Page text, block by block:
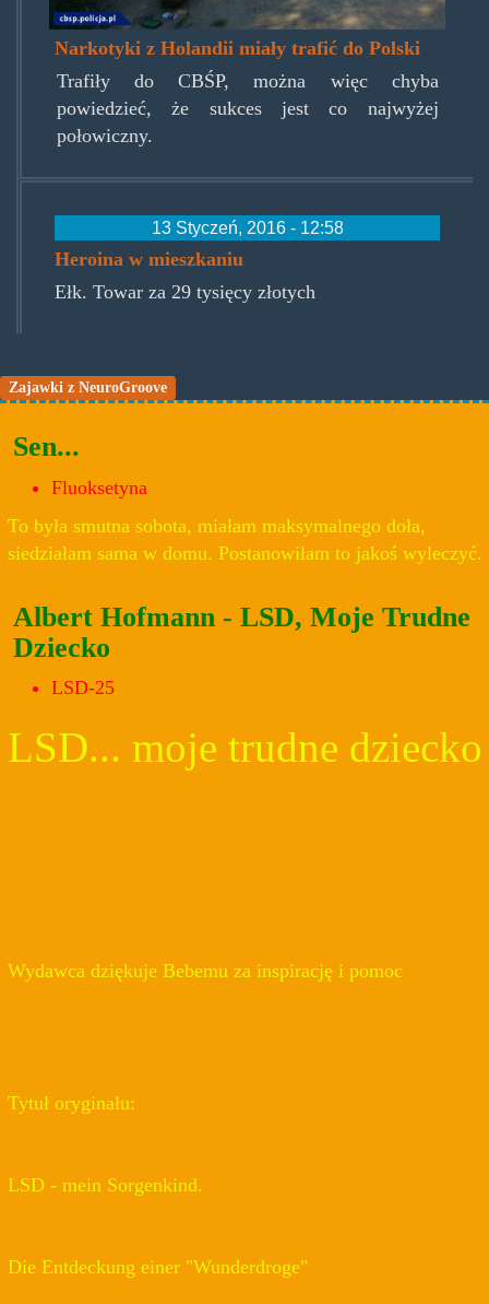
Narkotyki z Holandii miały trafić do Polski
Trafiły do CBŚP, można więc chyba
powiedzieć, że sukces jest co najwyżej
połowiczny.
13 Styczeń, 2016 - 12:58
Heroina w mieszkaniu
Ełk. Towar za 29 tysięcy złotych
Zajawki z NeuroGroove
Sen...
Fluoksetyna
To była smutna sobota, miałam maksymalnego doła,
siedziałam sama w domu. Postanowiłam to jakoś wyleczyć.
Albert Hofmann - LSD, Moje Trudne
Dziecko
LSD-25
LSD... moje trudne dziecko
Wydawca dziękuje Bebemu za inspirację i pomoc
Tytuł oryginału:
LSD - mein Sorgenkind.
Die Entdeckung einer "Wunderdroge"